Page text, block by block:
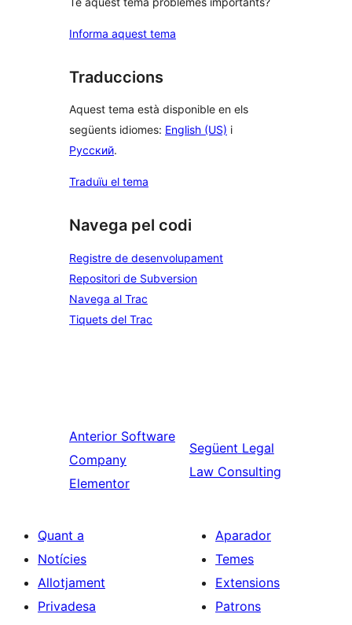
Informa aquest tema
Traduccions
Aquest tema està disponible en els
següents idiomes: English (US) i
Русский.
Traduïu el tema
Navega pel codi
Registre de desenvolupament
Repositori de Subversion
Navega al Trac
Tiquets del Trac
Anterior Software
Company
Elementor
Següent Legal
Law Consulting
Quant a
Notícies
Allotjament
Privadesa
Aparador
Temes
Extensions
Patrons